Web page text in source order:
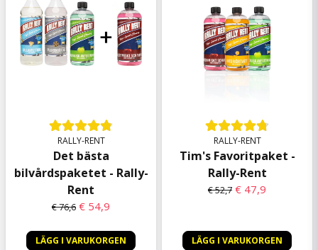
RALLY-RENT
Det bästa
bilvårdspaketet - Rally-
Rent
€ 76,6 € 54,9
LÄGG I VARUKORGEN
RALLY-RENT
Tim's Favoritpaket -
Rally-Rent
€ 52,7 € 47,9
LÄGG I VARUKORGEN